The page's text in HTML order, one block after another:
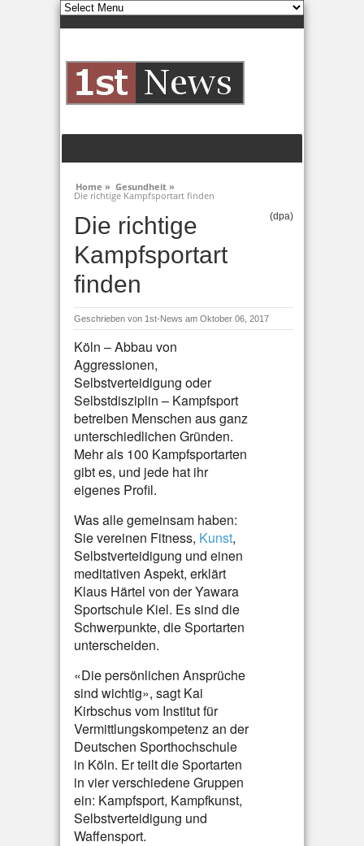
Home » Gesundheit »
Die richtige Kampfsportart finden
Die richtige
Kampfsportart
finden
(dpa)
Geschrieben von 1st-News am Oktober 06, 2017
Köln – Abbau von
Aggressionen,
Selbstverteidigung oder
Selbstdisziplin – Kampfsport
betreiben Menschen aus ganz
unterschiedlichen Gründen.
Mehr als 100 Kampfsportarten
gibt es, und jede hat ihr
eigenes Profil.
Was alle gemeinsam haben:
Sie vereinen Fitness, Kunst,
Selbstverteidigung und einen
meditativen Aspekt, erklärt
Klaus Härtel von der Yawara
Sportschule Kiel. Es sind die
Schwerpunkte, die Sportarten
unterscheiden.
«Die persönlichen Ansprüche
sind wichtig», sagt Kai
Kirbschus vom Institut für
Vermittlungskompetenz an der
Deutschen Sporthochschule
in Köln. Er teilt die Sportarten
in vier verschiedene Gruppen
ein: Kampfsport, Kampfkunst,
Selbstverteidigung und
Waffensport.